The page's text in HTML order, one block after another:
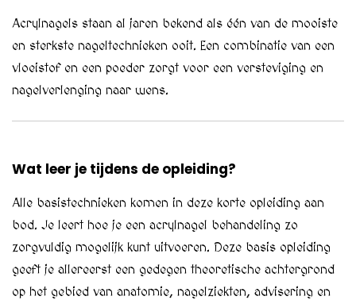
Acrylnagels staan al jaren bekend als één van de mooiste
en sterkste nageltechnieken ooit. Een combinatie van een
vloeistof en een poeder zorgt voor een versteviging en
nagelverlenging naar wens.
Wat leer je tijdens de opleiding?
Alle basistechnieken komen in deze korte opleiding aan
bod. Je leert hoe je een acrylnagel behandeling zo
zorgvuldig mogelijk kunt uitvoeren. Deze basis opleiding
geeft je allereerst een gedegen theoretische achtergrond
op het gebied van anatomie, nagelziekten, advisering en